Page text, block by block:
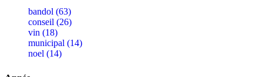
bandol (63)
conseil (26)
vin (18)
municipal (14)
noel (14)